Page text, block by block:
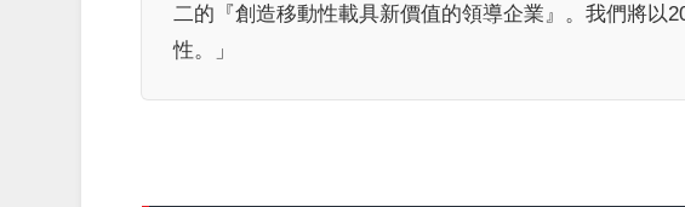
二的『創造移動性載具新價值的領導企業』。我們將以
性。」